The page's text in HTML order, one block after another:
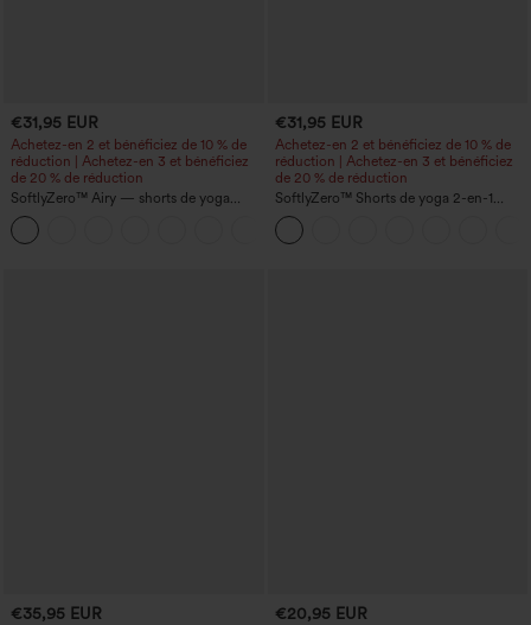
€31,95 EUR
Achetez-en 2 et bénéficiez de 10 % de
réduction | Achetez-en 3 et bénéficiez
de 20 % de réduction
SoftlyZero™ Airy — shorts de yoga
super taille haute 2-en-1 InstantCool
avec poches
€31,95 EUR
Achetez-en 2 et bénéficiez de 10 % de
réduction | Achetez-en 3 et bénéficiez
de 20 % de réduction
SoftlyZero™ Shorts de yoga 2-en-1
InstantCool, super taille haute, aérés, 5''
avec poches — longueur allongée
€35,95 EUR €20,95 EUR